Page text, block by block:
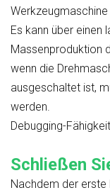
Es kann über einen
Massenproduktion
wenn die
ausgeschaltet ist,
werden.
Debugging-
Schließen
Nachdem der